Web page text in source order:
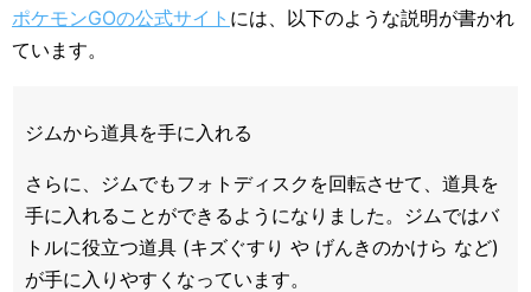
ポケモンGOの公式サイト には、以下のような説明が書かれ
ています。
ジムから道具を手に入れる
さらに、ジムでもフォトディスクを回転させて、道具を
手に入れることができるようになりました。ジムではバ
トルに役立つ道具 (キズぐすり や げんきのかけら など)
が手に入りやすくなっています。